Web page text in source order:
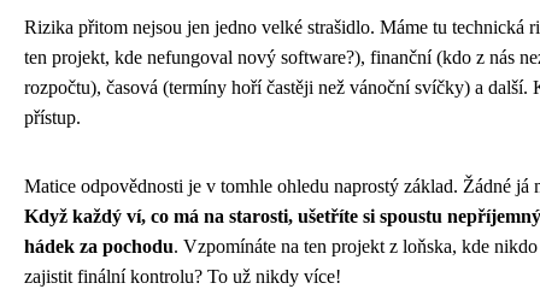
Rizika přitom nejsou jen jedno velké strašidlo. Máme tu technická
ten projekt, kde nefungoval nový software?), finanční (kdo z nás
rozpočtu), časová (termíny hoří častěji než vánoční svíčky) a další.
přístup.
Matice odpovědnosti je v tomhle ohledu naprostý základ. Žádné já
Když každý ví, co má na starosti, ušetříte si spoustu
hádek za pochodu. Vzpomínáte na ten projekt z loňska, kde
zajistit finální kontrolu? To už nikdy více!